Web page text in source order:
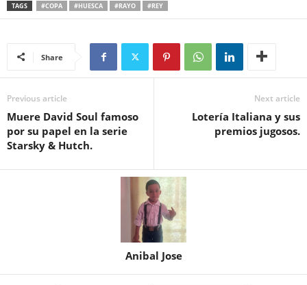
TAGS #COPA #HUESCA #RAYO #REY
Share
Previous article
Muere David Soul famoso
por su papel en la serie
Starsky & Hutch.
Next article
Lotería Italiana y sus
premios jugosos.
Anibal Jose